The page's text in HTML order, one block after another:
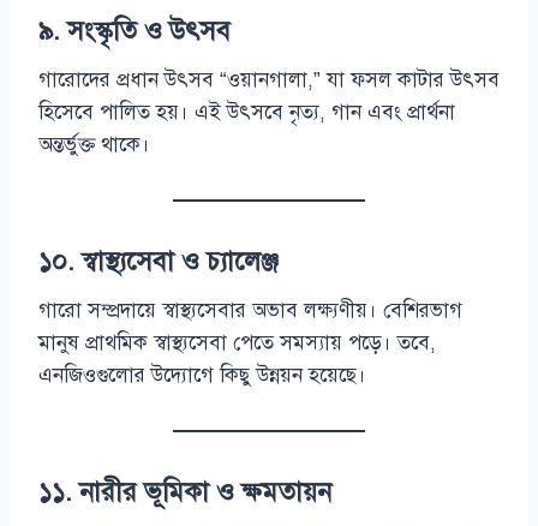
৯. সংস্কৃতি ও উৎসব
গারোদের প্রধান উৎসব “ওয়ানগালা,” যা ফসল কাটার উৎসব
হিসেবে পালিত হয়। এই উৎসবে নৃত্য, গান এবং প্রার্থনা
অন্তর্ভুক্ত থাকে।
১০. স্বাস্থ্যসেবা ও চ্যালেঞ্জ
গারো সম্প্রদায়ে স্বাস্থ্যসেবার অভাব লক্ষ্যণীয়। বেশিরভাগ
মানুষ প্রাথমিক স্বাস্থ্যসেবা পেতে সমস্যায় পড়ে। তবে,
এনজিওগুলোর উদ্যোগে কিছু উন্নয়ন হয়েছে।
১১. নারীর ভূমিকা ও ক্ষমতায়ন